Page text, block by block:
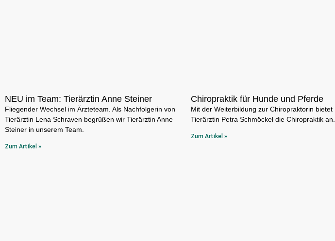
NEU im Team: Tierärztin Anne Steiner
Fliegender Wechsel im Ärzteteam. Als Nachfolgerin von
Tierärztin Lena Schraven begrüßen wir Tierärztin Anne
Steiner in unserem Team.
Zum Artikel »
Chiropraktik für Hunde und Pferde
Mit der Weiterbildung zur Chiropraktorin bietet
Tierärztin Petra Schmöckel die Chiropraktik an.
Zum Artikel »